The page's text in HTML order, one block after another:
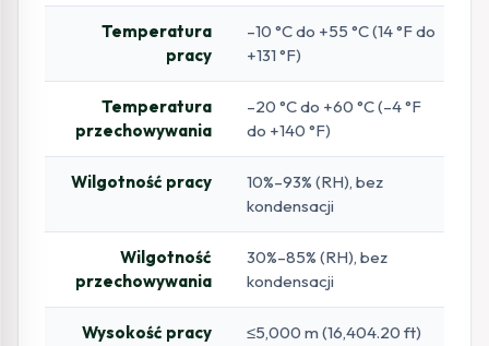
Temperatura
pracy
–10 °C do +55 °C (14 °F do
+131 °F)
Temperatura
przechowywania
–20 °C do +60 °C (–4 °F
do +140 °F)
Wilgotność pracy
10%–93% (RH), bez
kondensacji
Wilgotność
przechowywania
30%–85% (RH), bez
kondensacji
Wysokość pracy ≤5,000 m (16,404.20 ft)